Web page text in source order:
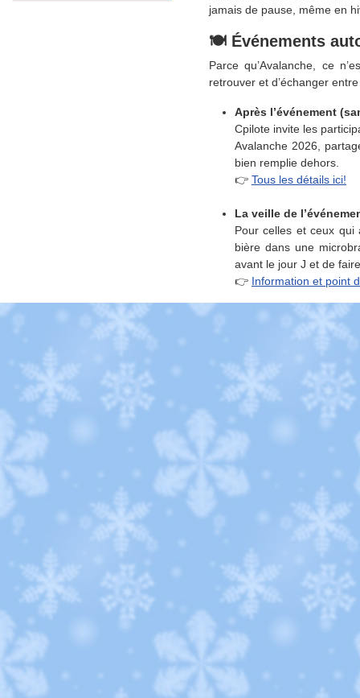
jamais de pause, même en
🍽️ Événements
Parce qu’Avalanche, ce
retrouver et d’échanger
Après l’événement
Cpilote invite les
Avalanche 2026,
bien remplie dehors.
👉 Tous les détails ici!
La veille de
Pour celles et ceux qui
bière dans une
avant le jour J et de
👉 Information et point